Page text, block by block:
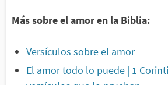
Más sobre el amor en la Biblia:
Versículos sobre el amor
El amor todo lo puede | 1